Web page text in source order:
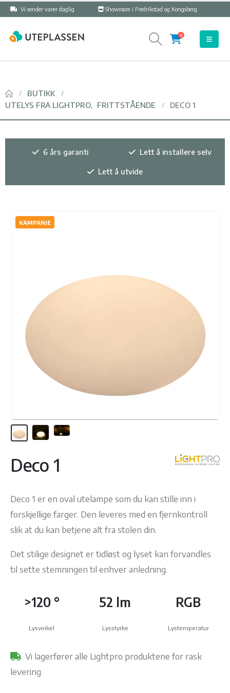
Vi sender varer daglig Showroom i Fredrikstad og Kongsberg
0
BUTIKK
UTELYS FRA LIGHTPRO, FRITTSTÅENDE DECO 1
6 års garanti Lett å installere selv
Lett å utvide
KAMPANJE
Deco 1
Deco 1 er en oval utelampe som du kan stille inn i
forskjellige farger. Den leveres med en fjernkontroll
slik at du kan betjene alt fra stolen din.
Det stilige designet er tidløst og lyset kan forvandles
til sette stemningen til enhver anledning.
>120 °
Lysvinkel
52 lm
Lysstyrke
RGB
Lystemperatur
Vi lagerfører alle Lightpro produktene for rask
levering